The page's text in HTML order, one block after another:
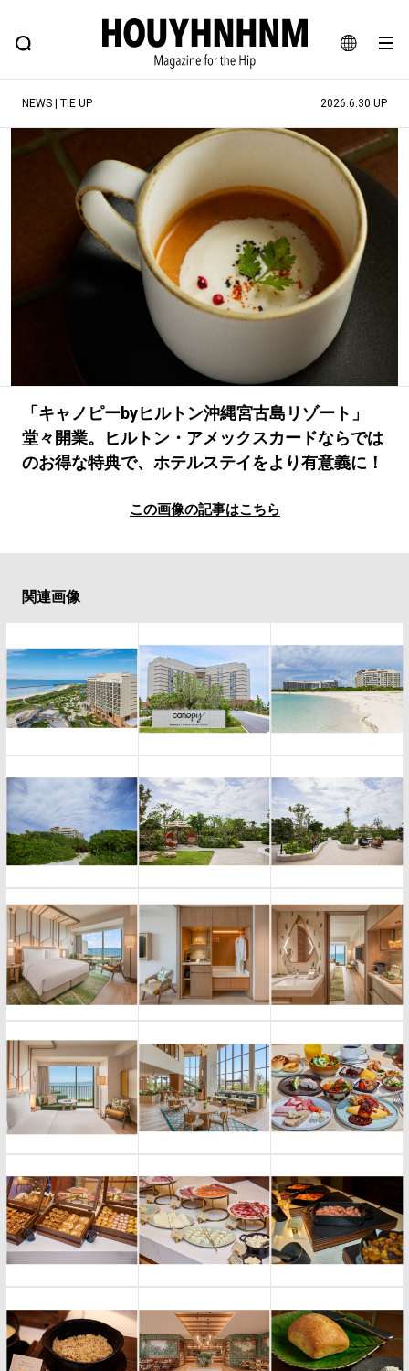
JA
EN
FEATURE BLOG SNAP
ヒップなファッション、カルチャー、ライフスタイルWEBマガジン
#注目のタグ
#SHOPPING ADDICT #憧れの逸品
#ESSENTIAL DESIGNS #古着サミット
#NEW VINTAGE #マイナーグッド図鑑
#路地裏てぃーん。 #MONTHLY JOURNAL
#フイナムのYouTube
#FOCUS IT
#MUSIC #MOVIE
#LIFESTYLE #SNEAKER #OUTDOOR
#SPORTS #HANDSOME HANDBOOK
NEWS | TIE UP 2026.6.30 UP
「キャノピーbyヒルトン沖縄宮古島リゾート」
堂々開業。ヒルトン・アメックスカードならでは
のお得な特典で、ホテルステイをより有意義に！
この画像の記事はこちら
関連画像